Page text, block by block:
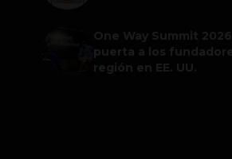
One Way Summit
puerta a los
región en EE. UU.